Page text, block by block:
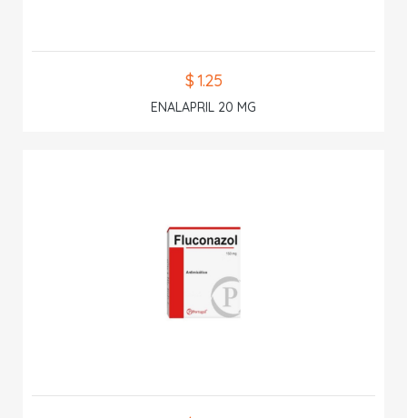
$ 1.25
ENALAPRIL 20 MG